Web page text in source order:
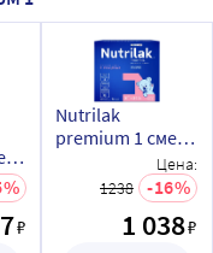
₽
Nutrilak
premium 1 смесь
детская сухая
молочная
адаптированная
Цена:
1238
16
1 038₽